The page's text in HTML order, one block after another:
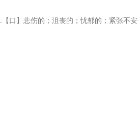
口】悲伤的；沮丧的；忧郁的；紧张不安